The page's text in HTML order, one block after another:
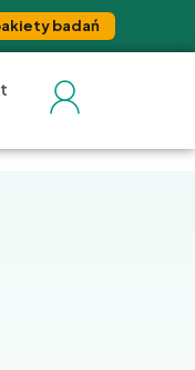
badań